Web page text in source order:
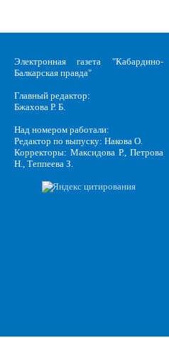
Электронная газета "Кабардино-
Балкарская правда"
Главный редактор:
Бжахова Р. Б.
Над номером работали:
Редактор по выпуску: Накова О.
Корректоры: Максидова Р., Петрова
Н., Теппеева З.